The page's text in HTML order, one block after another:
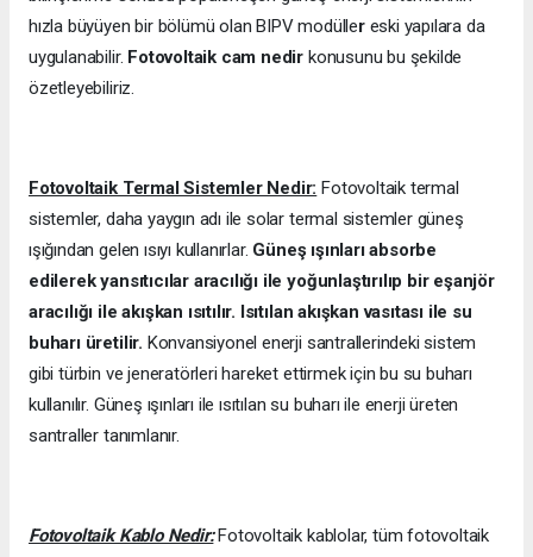
hızla büyüyen bir bölümü olan BIPV modüller eski yapılara da
uygulanabilir. Fotovoltaik cam nedir konusunu bu şekilde
özetleyebiliriz.
Fotovoltaik Termal Sistemler Nedir: Fotovoltaik termal
sistemler, daha yaygın adı ile solar termal sistemler güneş
ışığından gelen ısıyı kullanırlar. Güneş ışınları absorbe
edilerek yansıtıcılar aracılığı ile yoğunlaştırılıp bir eşanjör
aracılığı ile akışkan ısıtılır. Isıtılan akışkan vasıtası ile su
buharı üretilir. Konvansiyonel enerji santrallerindeki sistem
gibi türbin ve jeneratörleri hareket ettirmek için bu su buharı
kullanılır. Güneş ışınları ile ısıtılan su buharı ile enerji üreten
santraller tanımlanır.
Fotovoltaik Kablo Nedir:Fotovoltaik kablolar, tüm fotovoltaik